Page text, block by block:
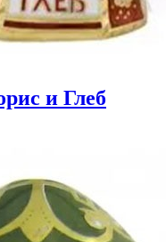
и Глеб